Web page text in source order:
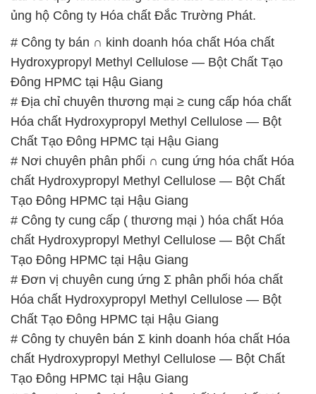
Đông HPMC tại Hậu Giang
chất Hydroxypropyl Methyl Cellulose — Bột Chất
Tạo Đông HPMC tại Hậu Giang
📞PHÒNG KINH DOANH – CÔNG TY HÓA CHẤT
ĐẮC TRƯỜNG PHÁT 🌐
🌐 Website: https://hoachatxulynuoc.com/
📞 Hotline:
– 0933.920.505 – 028.3504.5555
– 028.3756.1835 – 028.3756.1840 –
028.3756.1841- 028.3756.1842
– 0932.660.696 – 0901.326.566 – 0906.387.866 –
0902.765.866
📧 Email: hoachat@dactruongphat.vn
GIỜ LÀM VIỆC TẠI CÔNG TY HÓA CHẤT ĐẮC
TRƯỜNG PHÁT